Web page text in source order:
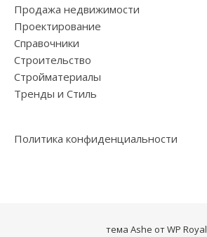
Продажа недвижимости
Проектирование
Справочники
Строительство
Стройматериалы
Тренды и Стиль
Политика конфиденциальности
тема Ashe отWP Royal